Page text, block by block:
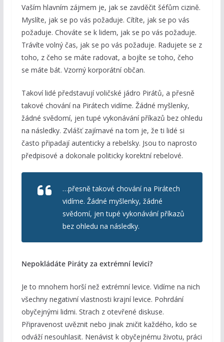
Vaším hlavním zájmem je, jak se zavděčit šéfům cizině.
Myslíte, jak se po vás požaduje. Cítíte, jak se po vás
požaduje. Chováte se k lidem, jak se po vás požaduje.
Trávíte volný čas, jak se po vás požaduje. Radujete se z
toho, z čeho se máte radovat, a bojíte se toho, čeho
se máte bát. Vzorný korporátní občan.
Takoví lidé představují voličské jádro Pirátů, a přesně
takové chování na Pirátech vidíme. Žádné myšlenky,
žádné svědomí, jen tupé vykonávání příkazů bez ohledu
na následky. Zvlášť zajímavé na tom je, že ti lidé si
často připadají autenticky a rebelsky. Jsou to naprosto
předpisové a dokonale politicky korektní rebelové.
…přesně takové chování na Pirátech
vidíme. Žádné myšlenky, žádné
svědomí, jen tupé vykonávání příkazů
bez ohledu na následky.
Nepokládáte Piráty za extrémní levici?
Je to mnohem horší než extrémní levice. Vidíme na nich
všechny negativní vlastnosti krajní levice. Pohrdání
obyčejnými lidmi. Strach z otevřené diskuse.
Připravenost uvěznit nebo jinak zničit každého, kdo se
odváží nesouhlasit. Nenávist k obyčejnému životu, práci